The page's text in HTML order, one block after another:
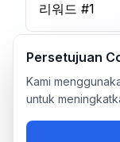
리워드 #1
Persetujuan
Kami
untuk